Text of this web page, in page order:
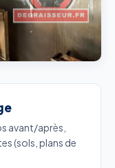
avant/après,
(sols, plans de